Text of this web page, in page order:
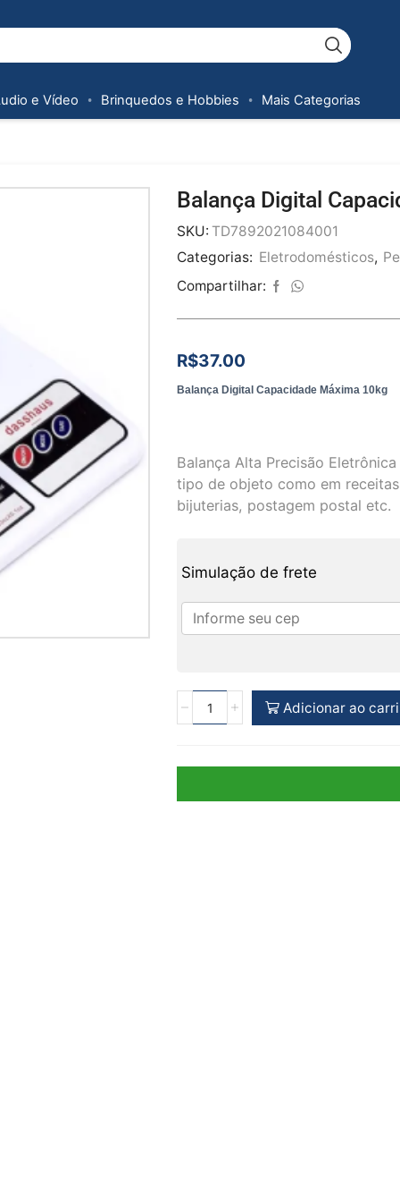
e Vídeo Brinquedos e Hobbies Mais Categorias
Balança Digital
SKU: TD7892021084001
Categorias: Eletrodomésticos,
Compartilhar:
R$37.00
Balança Digital Capacidade Máxima 10kg
Balança Alta Precisão
tipo de objeto como em
bijuterias, postagem postal etc.
Simulação de frete
Adicionar ao